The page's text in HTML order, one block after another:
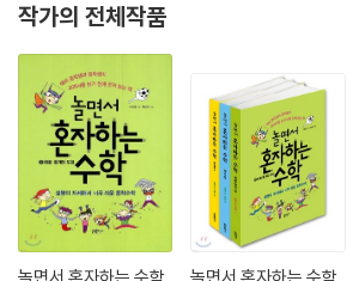
작가의 전체작품